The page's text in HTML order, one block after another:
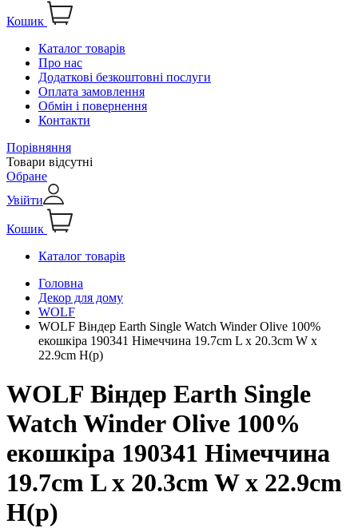
Кошик
Каталог товарів
Про нас
Додаткові безкоштовні послуги
Оплата замовлення
Обмін і повернення
Контакти
Порівняння
Товари відсутні
Обране
Увійти
Кошик
Каталог товарів
Головна
Декор для дому
WOLF
WOLF Віндер Earth Single Watch Winder Olive 100%
екошкіра 190341 Німеччина 19.7cm L x 20.3cm W x
22.9cm H(р)
WOLF Віндер Earth Single
Watch Winder Olive 100%
екошкіра 190341 Німеччина
19.7cm L x 20.3cm W x 22.9cm
H(р)